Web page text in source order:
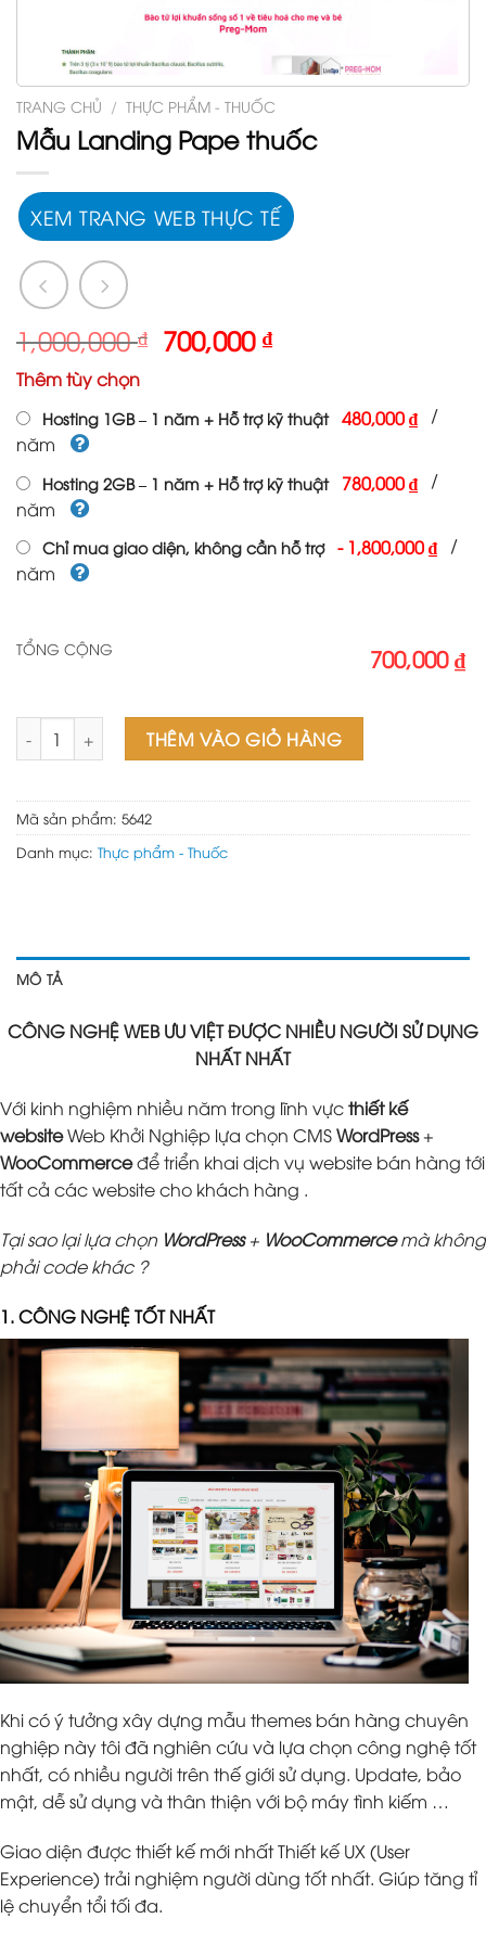
TRANG CHỦ / THỰC PHẨM - THUỐC
Mẫu Landing Pape thuốc
XEM TRANG WEB THỰC TẾ
1,000,000₫ Giá
gốc
1,000,000 ₫.
700,000₫Giá
là:
Thêm tùy chọn
Hosting 1GB – 1 năm + Hỗ trợ kỹ thuật 480,000 ₫ /
năm
Hosting 2GB – 1 năm + Hỗ trợ kỹ thuật 780,000 ₫ /
năm
Chỉ mua giao diện, không cần hỗ trợ -1,800,000 ₫ /
năm
TỔNG CỘNG 700,000 ₫
Mẫu Landing Pape thuốc số lượng
THÊM VÀO GIỎ HÀNG
Mã sản phẩm: 5642
Danh mục: Thực phẩm - Thuốc
MÔ TẢ
CÔNG NGHỆ WEB ƯU VIỆT ĐƯỢC NHIỀU NGƯỜI SỬ DỤNG
NHẤT NHẤT
Với kinh nghiệm nhiều năm trong lĩnh vựcthiết kế
websiteWeb Khởi Nghiệp lựa chọn CMSWordPress+
WooCommerceđể triển khai dịch vụ website bán hàng tới
tất cả các website cho khách hàng .
Tại sao lại lựa chọn WordPress+ WooCommercemà không
phải code khác ?
1. CÔNG NGHỆ TỐT NHẤT
Khi có ý tưởng xây dựng mẫu themes bán hàng chuyên
nghiệp này tôi đã nghiên cứu và lựa chọn công nghệ tốt
nhất, có nhiều người trên thế giới sử dụng. Update, bảo
mật, dễ sử dụng và thân thiện với bộ máy tình kiếm …
Giao diện được thiết kế mới nhất Thiết kế UX (User
Experience) trải nghiệm người dùng tốt nhất. Giúp tăng tỉ
lệ chuyển tổi tối đa.